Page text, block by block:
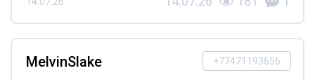
+77471193656
MelvinSlake